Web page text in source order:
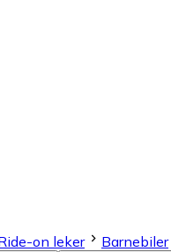
on leker Barnebiler